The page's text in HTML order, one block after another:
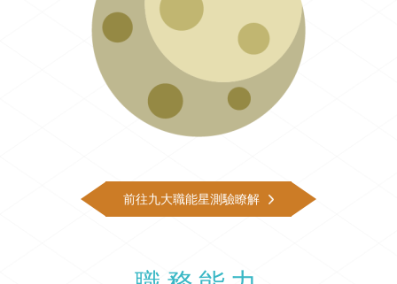
前往九大職能星測驗瞭解